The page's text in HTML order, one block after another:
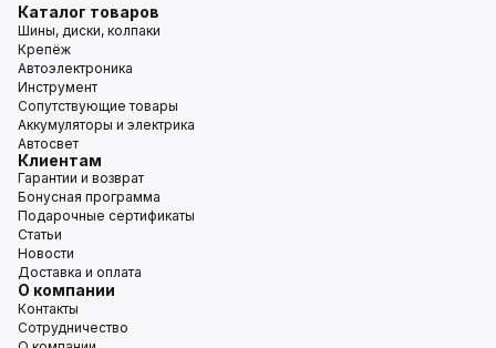
Каталог товаров
Шины, диски, колпаки
Крепёж
Автоэлектроника
Инструмент
Сопутствующие товары
Аккумуляторы и электрика
Автосвет
Клиентам
Гарантии и возврат
Бонусная программа
Подарочные сертификаты
Статьи
Новости
Доставка и оплата
О компании
Контакты
Сотрудничество